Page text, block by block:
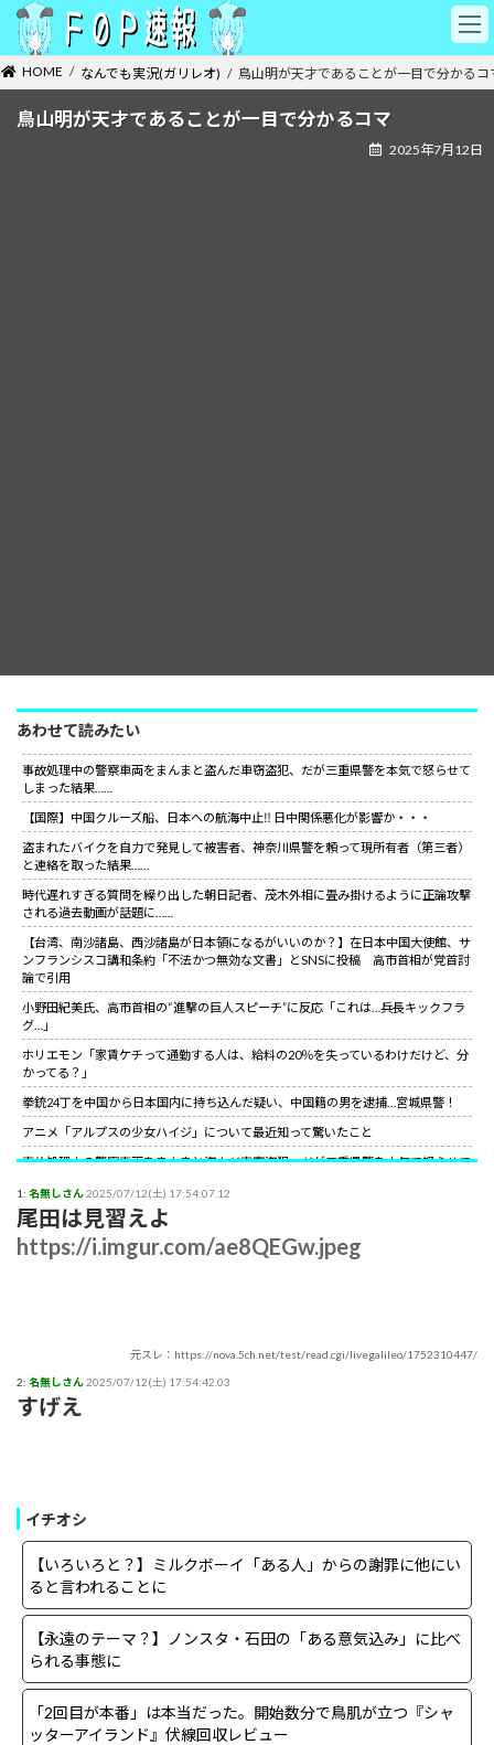
テ
ン
ゲ
ー HOME なんでも実況(ガリレオ) 鳥山明が天才であることが一目で分かるコ
鳥山明が天才であることが一目で分かるコマ
2025年7月12日
あわせて読みたい
事故処理中の警察車両をまんまと盗んだ車窃盗犯、だが三重県警を本気で怒らせて
しまった結果……
【国際】中国クルーズ船、日本への航海中止‼ 日中関係悪化が影響か・・・
盗まれたバイクを自力で発見して被害者、神奈川県警を頼って現所有者（第三者）
と連絡を取った結果……
時代遅れすぎる質問を繰り出した朝日記者、茂木外相に畳み掛けるように正論攻撃
される過去動画が話題に……
【台湾、南沙諸島、西沙諸島が日本領になるがいいのか？】在日本中国大使館、サ
ンフランシスコ講和条約「不法かつ無効な文書」とSNSに投稿 高市首相が党首討
論で引用
小野田紀美氏、高市首相の“進撃の巨人スピーチ”に反応「これは…兵長キックフラ
グ…」
ホリエモン「家賃ケチって通勤する人は、給料の20％を失っているわけだけど、分
かってる？」
拳銃24丁を中国から日本国内に持ち込んだ疑い、中国籍の男を逮捕…宮城県警！
アニメ「アルプスの少女ハイジ」について最近知って驚いたこと
事故処理中の警察車両をまんまと盗んだ車窃盗犯、だが三重県警を本気で怒らせて
山上徹也が喉から手が出るほど欲しくて50万円詐欺られた拳銃を3千円で日本国内
で売っていた中国人逮捕
【朗報】中国上海ライブ強制終了の大槻マキにグラス米国駐日大使が日本語でエー
サイコパスってほとんどは社会的に成功している人間なんだがな。
1: 名無しさん2025/07/12(土) 17:54:07.12
尾田は見習えよ
https://i.imgur.com/ae8QEGw.jpeg
元スレ：https://nova.5ch.net/test/read.cgi/livegalileo/1752310447/
2: 名無しさん2025/07/12(土) 17:54:42.03
すげえ
イチオシ
【いろいろと？】ミルクボーイ「ある人」からの謝罪に他にい
ると言われることに
【永遠のテーマ？】ノンスタ・石田の「ある意気込み」に比べ
られる事態に
「2回目が本番」は本当だった。開始数分で鳥肌が立つ『シャ
ッターアイランド』伏線回収レビュー